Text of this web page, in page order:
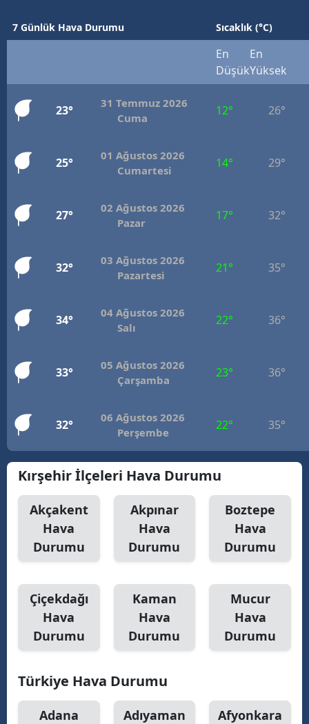
Gaziantep
Giresun
Gümüşhane
Hakkari
Isparta
İstanbul
Kars
Kütahya
Malatya
Manisa
Kahramanmaraş
Mardin
Muğla
Muş
Niğde
7 Günlük Hava Durumu Sıcaklık (°C)
En
Düşük
En
Yüksek
23°
31 Temmuz 2026
Cuma
12° 26°
25°
01 Ağustos 2026
Cumartesi
14° 29°
27°
02 Ağustos 2026
Pazar
17° 32°
32°
03 Ağustos 2026
Pazartesi
21° 35°
34°
04 Ağustos 2026
Salı
22° 36°
33°
05 Ağustos 2026
Çarşamba
23° 36°
32°
06 Ağustos 2026
Perşembe
22° 35°
Kırşehir İlçeleri Hava Durumu
Akçakent
Hava
Durumu
Akpınar
Hava
Durumu
Boztepe
Hava
Durumu
Çiçekdağı
Hava
Durumu
Kaman
Hava
Durumu
Mucur
Hava
Durumu
Türkiye Hava Durumu
Adana
Adıyaman
Afyonkara